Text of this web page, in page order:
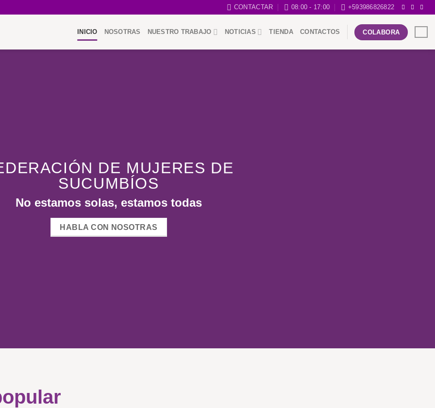
CONTACTAR 08:00 - 17:00 +593986826822
INICIO NOSOTRAS NUESTRO TRABAJO NOTICIAS TIENDA CONTACTOS COLABORA
DE MUJERES DE
SUCUMBÍOS
No estamos solas, estamos todas
HABLA CON NOSOTRAS